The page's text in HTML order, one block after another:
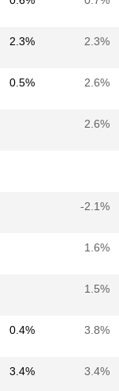
2.3% 2.3%
0.5% 2.6%
2.6%
-2.1%
1.6%
1.5%
0.4% 3.8%
3.4% 3.4%